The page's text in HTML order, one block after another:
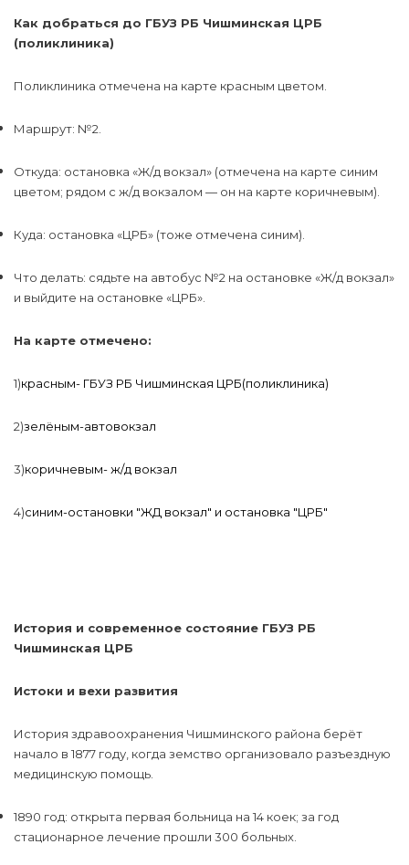
Как добраться до ГБУЗ РБ Чишминская ЦРБ
(поликлиника)
Поликлиника отмечена на карте красным цветом.
Маршрут: №2.
Откуда: остановка «Ж/д вокзал» (отмечена на карте синим
цветом; рядом с ж/д вокзалом — он на карте коричневым).
Куда: остановка «ЦРБ» (тоже отмечена синим).
Что делать: сядьте на автобус №2 на остановке «Ж/д вокзал»
и выйдите на остановке «ЦРБ».
На карте отмечено:
1)красным- ГБУЗ РБ Чишминская ЦРБ(поликлиника)
2)зелёным-автовокзал
3)коричневым-ж/д вокзал
4)синим-остановки "ЖД вокзал" и остановка "ЦРБ"
История и современное состояние ГБУЗ РБ
Чишминская ЦРБ
Истоки и вехи развития
История здравоохранения Чишминского района берёт
начало в 1877 году, когда земство организовало разъездную
медицинскую помощь.
1890 год: открыта первая больница на 14 коек; за год
стационарное лечение прошли 300 больных.